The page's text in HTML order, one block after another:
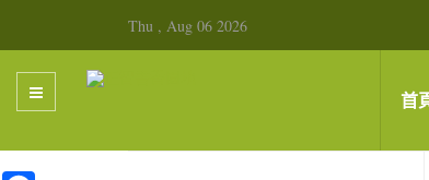
Thu , Aug 06 2026
首